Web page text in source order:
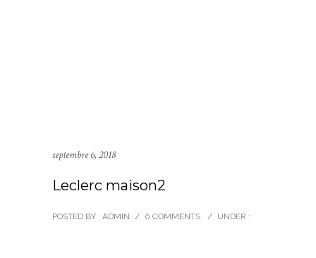
septembre 6, 2018
Leclerc maison2
POSTED BY : ADMIN / 0 COMMENTS / UNDER :